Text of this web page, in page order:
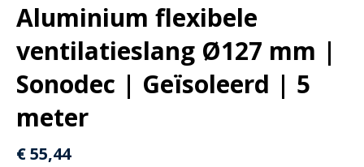
Aluminium flexibele
ventilatieslang Ø127 mm |
Sonodec | Geïsoleerd | 5
meter
€55,44